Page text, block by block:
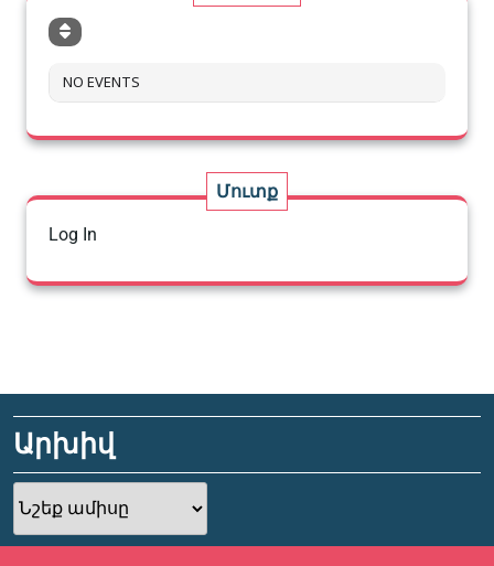
NO EVENTS
Մուտք
Log In
Արխիվ